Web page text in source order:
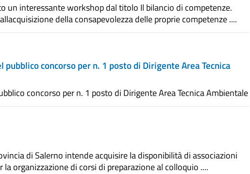
un interessante workshop dal titolo Il bilancio di competenze.
della consapevolezza delle proprie competenze ....
concorso per n. 1 posto di Dirigente Area Tecnica
concorso per n. 1 posto di Dirigente Area Tecnica Ambientale
di Salerno intende acquisire la disponibilità di associazioni
organizzazione di corsi di preparazione al colloquio ....